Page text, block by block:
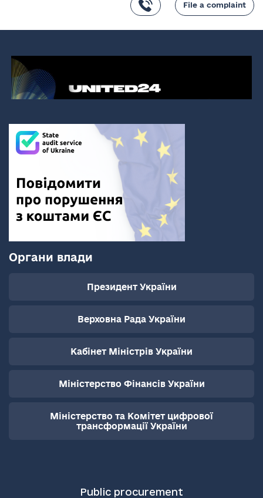
File a complaint
Органи влади
Президент України
Верховна Рада України
Кабінет Міністрів України
Міністерство Фінансів України
Міністерство та Комітет цифрової
трансформації України
Public procurement